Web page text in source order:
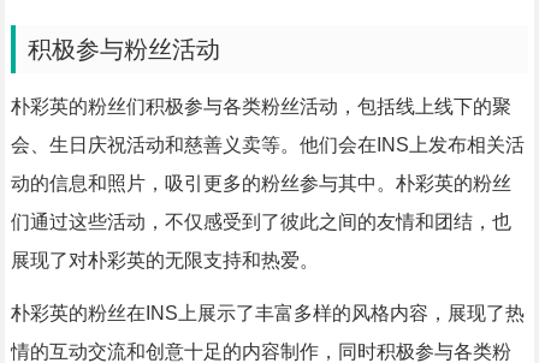
积极参与粉丝活动
朴彩英的粉丝们积极参与各类粉丝活动，包括线上线下的聚
会、生日庆祝活动和慈善义卖等。他们会在INS上发布相关活
动的信息和照片，吸引更多的粉丝参与其中。朴彩英的粉丝
们通过这些活动，不仅感受到了彼此之间的友情和团结，也
展现了对朴彩英的无限支持和热爱。
朴彩英的粉丝在INS上展示了丰富多样的风格内容，展现了热
情的互动交流和创意十足的内容制作，同时积极参与各类粉